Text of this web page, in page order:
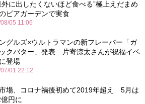
外に出したくないほど食べる”極上えだまめ
ビアガーデンで実食
05 11:06
グルズ×ウルトラマンの新フレーバー「ガ
クバター」発表 片寄涼太さんが祝福イベ
登場
01 22:12
場、コロナ禍後初めて2019年超え 5月は
円に